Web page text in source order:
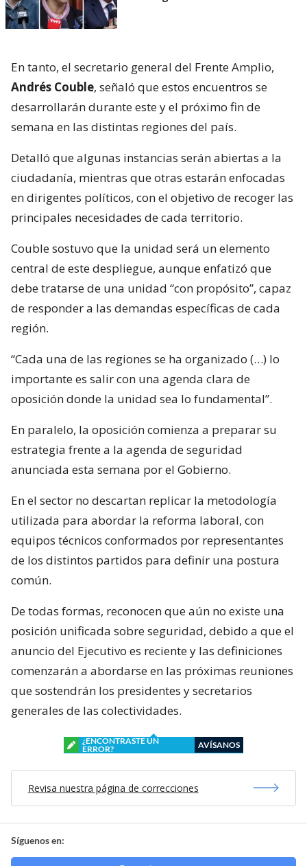
En tanto, el secretario general del Frente Amplio,
Andrés Couble, señaló que estos encuentros se
desarrollarán durante este y el próximo fin de
semana en las distintas regiones del país.
Detalló que algunas instancias serán abiertas a la
ciudadanía, mientras que otras estarán enfocadas
en dirigentes políticos, con el objetivo de recoger las
principales necesidades de cada territorio.
Couble sostuvo que la unidad será un elemento
central de este despliegue, aunque enfatizó que
debe tratarse de una unidad “con propósito”, capaz
de responder a las demandas específicas de cada
región.
“Cada una de las regiones se ha organizado (…) lo
importante es salir con una agenda clara de
oposición donde la unidad sea lo fundamental”.
En paralelo, la oposición comienza a preparar su
estrategia frente a la agenda de seguridad
anunciada esta semana por el Gobierno.
En el sector no descartan replicar la metodología
utilizada para abordar la reforma laboral, con
equipos técnicos conformados por representantes
de los distintos partidos para definir una postura
común.
De todas formas, reconocen que aún no existe una
posición unificada sobre seguridad, debido a que el
anuncio del Ejecutivo es reciente y las definiciones
comenzarán a abordarse en las próximas reuniones
que sostendrán los presidentes y secretarios
generales de las colectividades.
¿ENCONTRASTE UN
ERROR?
AVÍSANOS
Revisa nuestra página de correcciones
Síguenos en: